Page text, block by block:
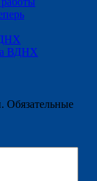
ВДНХ
Обязательные